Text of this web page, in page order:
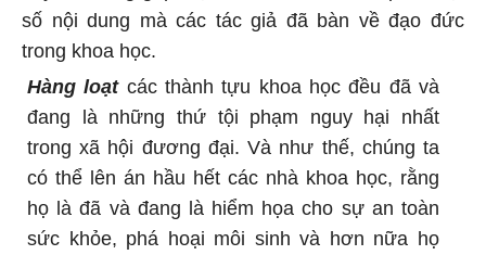
số nội dung mà các tác giả đã bàn về đạo đức
trong khoa học.
Hàng loạtcác thành tựu khoa học đều đã và
đang là những thứ tội phạm nguy hại nhất
trong xã hội đương đại. Và như thế, chúng ta
có thể lên án hầu hết các nhà khoa học, rằng
họ là đã và đang là hiểm họa cho sự an toàn
sức khỏe, phá hoại môi sinh và hơn nữa họ